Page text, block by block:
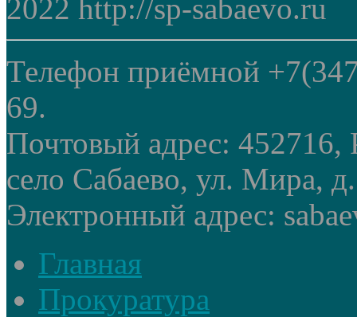
2022 http://sp-sabaevo.ru
Телефон приёмной
69.
Почтовый адрес: 452716,
село Сабаево, ул. Мира,
Электронный адрес:
Главная
Прокуратура